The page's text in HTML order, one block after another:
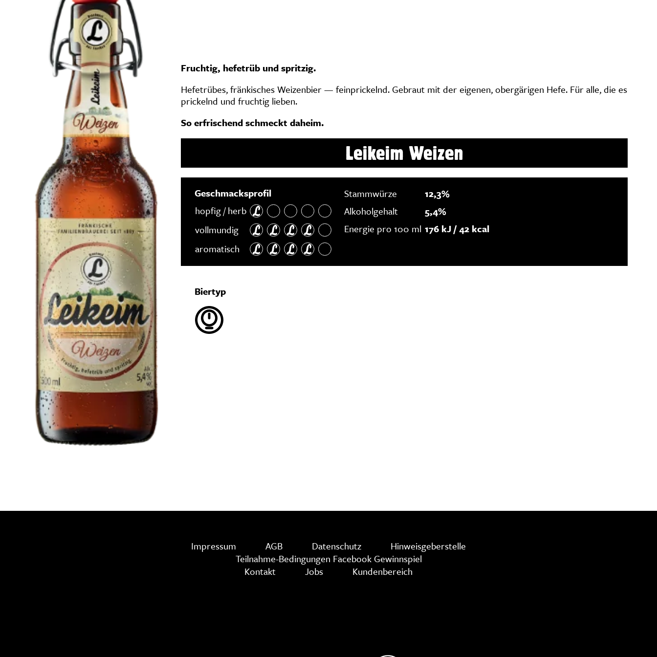
Fruchtig, hefetrüb und spritzig.
Hefetrübes, fränkisches Weizenbier — feinprickelnd. Gebraut mit der eigenen, obergärigen Hefe. Für alle, die es
prickelnd und fruchtig lieben.
So erfrischend schmeckt daheim.
Leikeim Weizen
Geschmacksprofil
hopfig / herb
vollmundig
aromatisch
Stammwürze
12,3%
Alkoholgehalt
5,4%
Energie pro 100 ml 176 kJ / 42 kcal
Biertyp
Impressum AGB Datenschutz
Hinweisgeberstelle
Teilnahme-Bedingungen Facebook Gewinnspiel
Kontakt
Jobs Kundenbereich